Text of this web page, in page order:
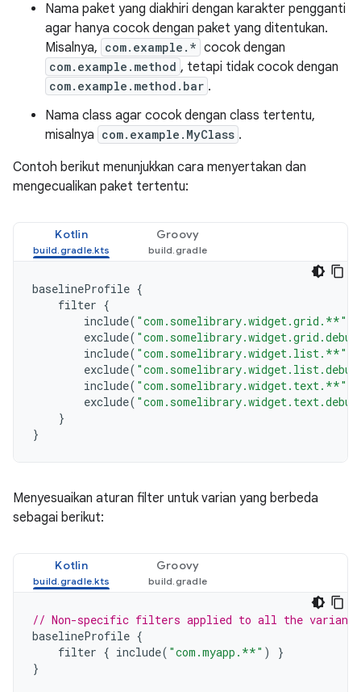
Nama paket yang diakhiri dengan karakter pengganti
agar hanya cocok dengan paket yang ditentukan.
Misalnya, com.example.* cocok dengan
com.example.method , tetapi tidak cocok dengan
com.example.method.bar .
Nama class agar cocok dengan class tertentu,
misalnya com.example.MyClass .
Contoh berikut menunjukkan cara menyertakan dan
mengecualikan paket tertentu:
Kotlin Groovy
baselineProfile {
filter {
include( "com.somelibrary.widget.grid.**"
exclude(
include( "com.somelibrary.widget.list.**"
exclude(
include( "com.somelibrary.widget.text.**"
exclude(
}
}
Menyesuaikan aturan filter untuk varian yang berbeda
sebagai berikut:
Kotlin Groovy
// Non-specific filters applied to all the
baselineProfile {
filter { include( "com.myapp.**" )
}
}